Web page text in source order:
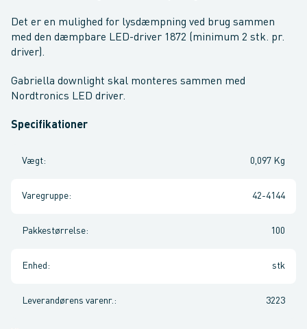
Det er en mulighed for lysdæmpning ved brug sammen
med den dæmpbare LED-driver 1872 (minimum 2 stk. pr.
driver).
Gabriella downlight skal monteres sammen med
Nordtronics LED driver.
Specifikationer
Vægt: 0,097 Kg
Varegruppe: 42-4144
Pakkestørrelse: 100
Enhed : stk
Leverandørens varenr. : 3223